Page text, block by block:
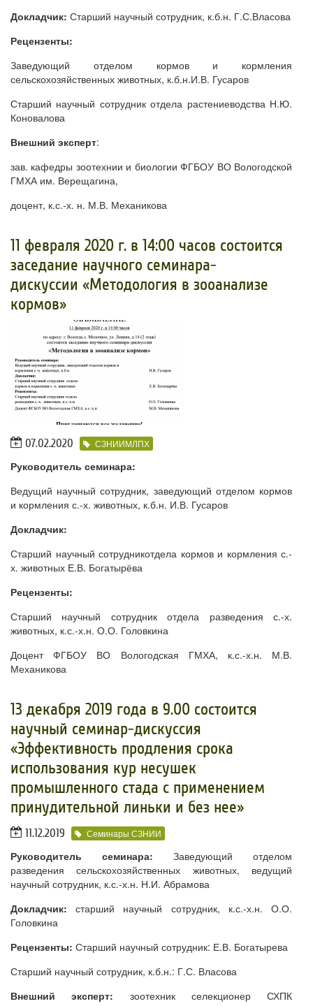
Докладчик: Старший научный сотрудник, к.б.н. Г.С.Власова
Рецензенты:
Заведующий отделом кормов и кормления
сельскохозяйственных животных, к.б.н.И.В. Гусаров
Старший научный сотрудник отдела растениеводства Н.Ю.
Коновалова
Внешний эксперт:
зав. кафедры зоотехнии и биологии ФГБОУ ВО Вологодской
ГМХА им. Верещагина,
доцент, к.с.-х. н. М.В. Механикова
​11 февраля 2020 г. в 14:00 часов состоится
заседание научного семинара-
дискуссии «Методология в зооанализе
кормов»
07.02.2020 СЗНИИМЛПХ
Руководитель семинара:
Ведущий научный сотрудник, заведующий отделом кормов
и кормления с.-х. животных, к.б.н. И.В. Гусаров
Докладчик:
Старший научный сотрудникотдела кормов и кормления с.-
х. животных Е.В. Богатырёва
Рецензенты:
Старший научный сотрудник отдела разведения с.-х.
животных, к.с.-х.н. О.О. Головкина
Доцент ФГБОУ ВО Вологодская ГМХА, к.с.-х.н. М.В.
Механикова
13 декабря 2019 года в 9.00 состоится
научный семинар-дискуссия
«Эффективность продления срока
использования кур несушек
промышленного стада с применением
принудительной линьки и без нее»
11.12.2019 Семинары СЗНИИ
Руководитель семинара: Заведующий отделом
разведения сельскохозяйственных животных, ведущий
научный сотрудник, к.с.-х.н. Н.И. Абрамова
Докладчик: старший научный сотрудник, к.с.-х.н. О.О.
Головкина
Рецензенты: Старший научный сотрудник: Е.В. Богатырева
Старший научный сотрудник, к.б.н.: Г.С. Власова
Внешний эксперт: зоотехник селекционер СХПК